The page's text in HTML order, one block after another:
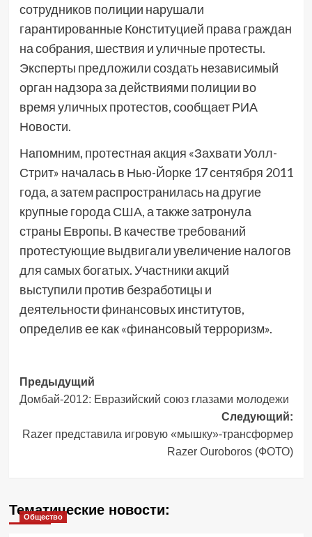
сотрудников полиции нарушали
гарантированные Конституцией права граждан
на собрания, шествия и уличные протесты.
Эксперты предложили создать независимый
орган надзора за действиями полиции во
время уличных протестов, сообщает РИА
Новости.
Напомним, протестная акция «Захвати Уолл-
Стрит» началась в Нью-Йорке 17 сентября 2011
года, а затем распространилась на другие
крупные города США, а также затронула
страны Европы. В качестве требований
протестующие выдвигали увеличение налогов
для самых богатых. Участники акций
выступили против безработицы и
деятельности финансовых институтов,
определив ее как «финансовый терроризм».
Навигация
записи
Предыдущий
Домбай-2012: Евразийский союз глазами молодежи
Следующий:
Razer представила игровую «мышку»-трансформер
Razer Ouroboros (ФОТО)
Тематические новости:
Общество